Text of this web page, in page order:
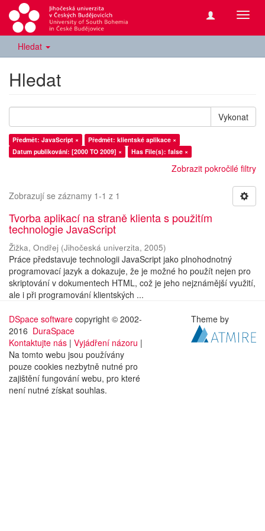
Hledat
Hledat
Vykonat
Předmět: JavaScript ×
Předmět: klientské aplikace ×
Datum publikování: [2000 TO 2009] ×
Has File(s): false ×
Zobrazit pokročilé filtry
Zobrazují se záznamy 1-1 z 1
Tvorba aplikací na straně klienta s použitím
technologie JavaScript
Žižka, Ondřej (Jihočeská univerzita, 2005)
Práce představuje technologii JavaScript jako plnohodnotný
programovací jazyk a dokazuje, že je možné ho použít nejen pro
skriptování v dokumentech HTML, což je jeho nejznámější využití,
ale i při programování klientských ...
DSpace software copyright © 2002-
2016 DuraSpace
Kontaktujte nás | Vyjádření názoru |
Na tomto webu jsou používány
pouze cookies nezbytně nutné pro
zajištění fungování webu, pro které
není nutné získat souhlas.
Theme by